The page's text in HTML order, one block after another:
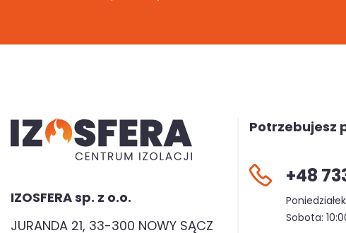
IZOSFERA sp. z o.o.
JURANDA 21, 33-300 NOWY SĄCZ
Potrzebujesz
+48
Sobota: